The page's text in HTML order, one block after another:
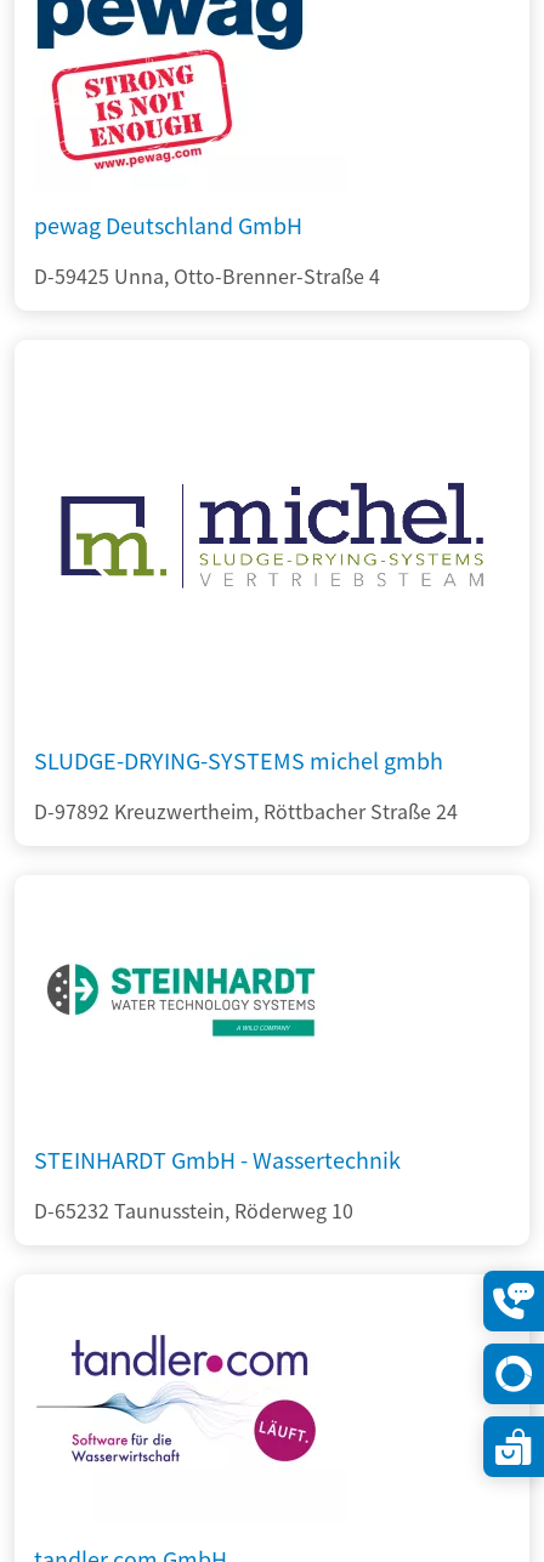
pewag Deutschland GmbH
D-59425 Unna, Otto-Brenner-Straße 4
SLUDGE-DRYING-SYSTEMS michel gmbh
D-97892 Kreuzwertheim, Röttbacher Straße 24
STEINHARDT GmbH - Wassertechnik
D-65232 Taunusstein, Röderweg 10